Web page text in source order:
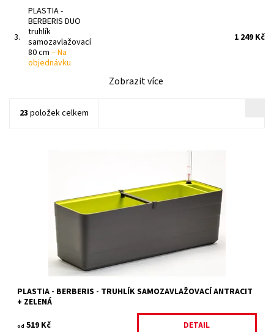
3.
PLASTIA -
BERBERIS DUO
truhlík
samozavlažovací
80 cm –Na
objednávku
1 249 Kč
Zobrazit více
23 položek celkem
Samozavlažovací truhlík v moderním a důmyslném designu z
dílny mladých českých designerů, studia WRKS.
Skladem 2 ks
18410/60
PLASTIA
PLASTIA - BERBERIS - TRUHLÍK SAMOZAVLAŽOVACÍ ANTRACIT
+ ZELENÁ
od 519 Kč DETAIL